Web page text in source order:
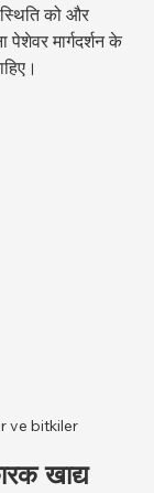
को और
मार्गदर्शन के
ve bitkiler
खाद्य